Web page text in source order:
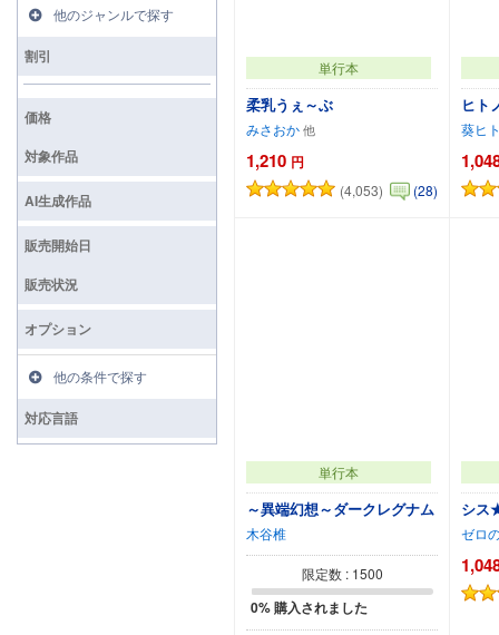
単行本
柔乳うぇ～ぶ
みさおか
1,210 円
(4,053) (28)
カートに追加
ヒト
葵ヒ
単行本
～異端幻想～ダークレグナム
木谷椎
限定数 : 1500
0% 購入されました
シス
ゼロ
他のジャンルで探す
割引
価格
対象作品
AI生成作品
販売開始日
販売状況
オプション
他の条件で探す
対応言語